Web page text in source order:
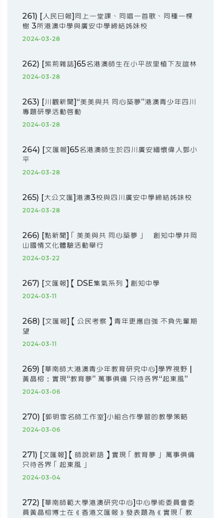
261) [人民日報]同上一堂課、同唱一首歌、同種一棵
樹 3所港澳中學與廣安中學締結姊妹校
2024-03-28
262) [紫荊雜誌]65名港澳師生在小平故里植下友誼林
2024-03-28
263) [川觀新聞]“美美與共 同心築夢”港澳青少年四川
專題研學活動啟動
2024-03-28
264) [文匯報]65名港澳師生於四川廣安緬懷偉人鄧小
平
2024-03-28
265) [大公文匯]港澳3校與四川廣安中學締結姊妹校
2024-03-28
266) [點新聞]「美美與共 同心築夢」 創知中學井岡
山國情文化體驗活動舉行
2024-03-22
267) [文匯報]【DSE集氣系列】創知中學
2024-03-11
268) [文匯報]【公民考察】青年更應自強 不負先輩期
望
2024-03-11
269) [華南師大港澳青少年教育研究中心]學界視野 |
黃晶榕：實現“教育夢” 萬事俱備 只待各界“起東風”
2024-03-06
270) [郭明雪名師工作室]小組合作學習的教學策略
2024-03-06
271) [文匯報]【師說新語】實現「教育夢」 萬事俱備
只待各界「起東風」
2024-03-04
272) [華南師範大學港澳研究中心]中心學術委員會委
員黃晶榕博士在《香港文匯報》發表題為《實現「教